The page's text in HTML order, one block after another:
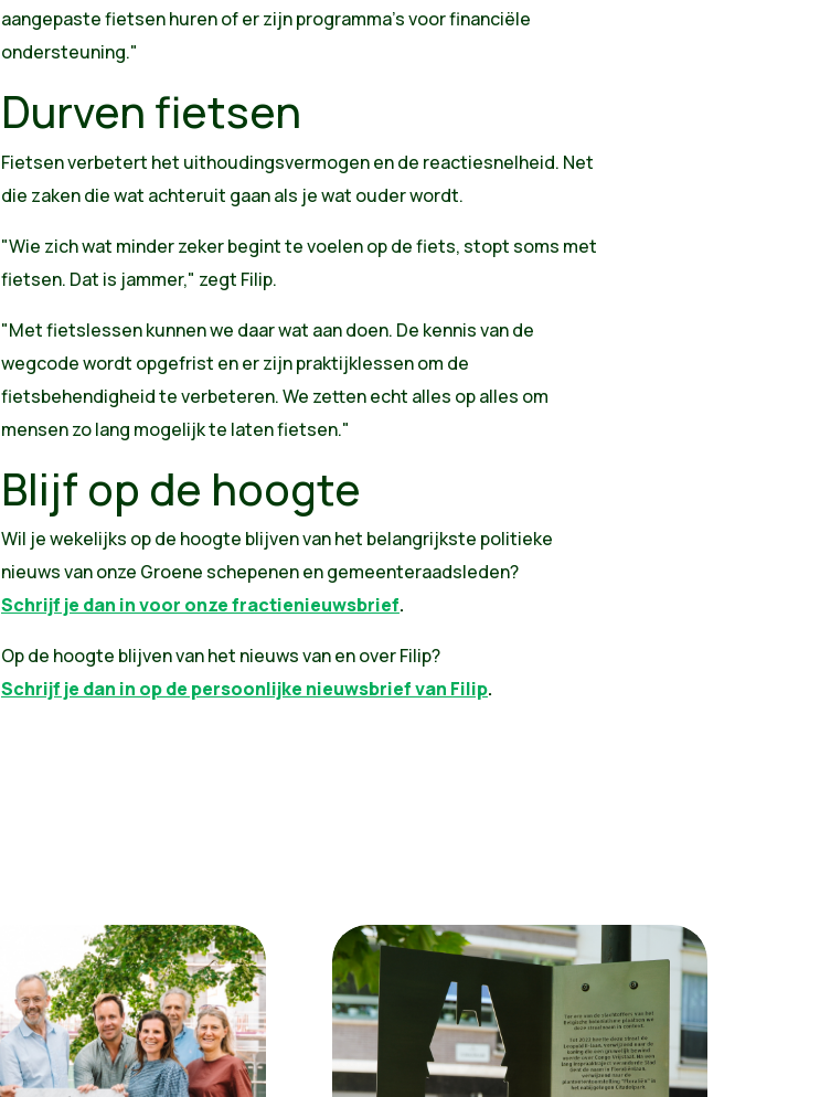
aangepaste fietsen huren of er zijn programma’s voor financiële
ondersteuning."
Durven fietsen
Fietsen verbetert het uithoudingsvermogen en de reactiesnelheid. Net
die zaken die wat achteruit gaan als je wat ouder wordt.
"Wie zich wat minder zeker begint te voelen op de fiets, stopt soms met
fietsen. Dat is jammer," zegt Filip.
"Met fietslessen kunnen we daar wat aan doen. De kennis van de
wegcode wordt opgefrist en er zijn praktijklessen om de
fietsbehendigheid te verbeteren. We zetten echt alles op alles om
mensen zo lang mogelijk te laten fietsen."
Blijf op de hoogte
Wil je wekelijks op de hoogte blijven van het belangrijkste politieke
nieuws van onze Groene schepenen en gemeenteraadsleden?
Schrijf je dan in voor onze fractienieuwsbrief.
Op de hoogte blijven van het nieuws van en over Filip?
Schrijf je dan in op de persoonlijke nieuwsbrief van Filip.